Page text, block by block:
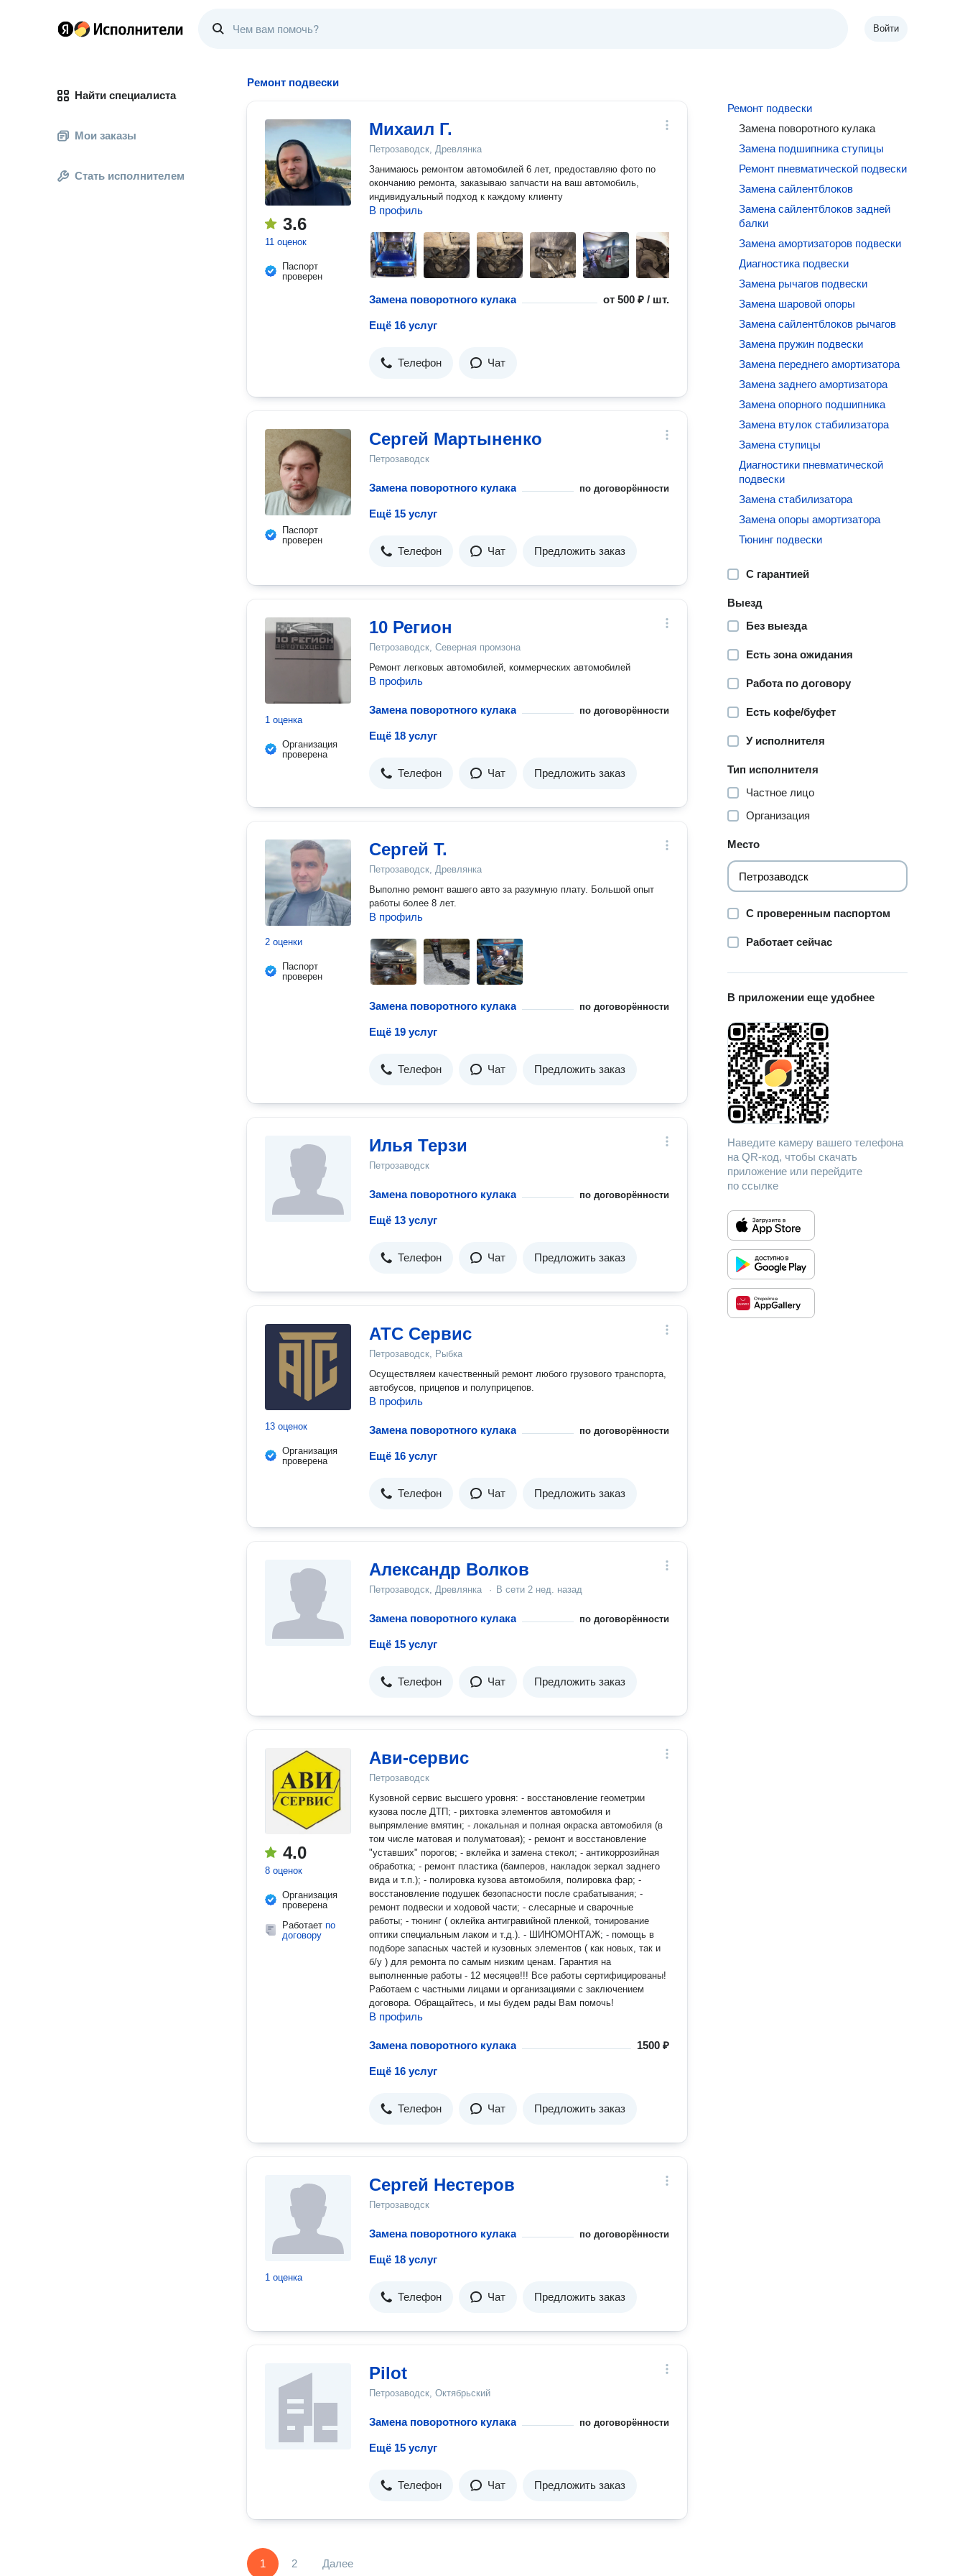
Войти
Найти специалиста
Мои заказы
Стать исполнителем
Ремонт подвески
3.6
11 оценок
Паспорт
проверен
Михаил Г.
Петрозаводск, Древлянка
Занимаюсь ремонтом автомобилей 6 лет, предоставляю фото по
окончанию ремонта, заказываю запчасти на ваш автомобиль,
индивидуальный подход к каждому клиенту
В профиль
Замена поворотного кулака от500 ₽ / шт.
Ещё 16 услуг
Телефон Чат
Паспорт
проверен
Сергей Мартыненко
Петрозаводск
Замена поворотного кулака по договорённости
Ещё 15 услуг
Телефон Чат Предложить заказ
1 оценка
Организация
проверена
10 Регион
Петрозаводск, Северная промзона
Ремонт легковых автомобилей, коммерческих автомобилей
В профиль
Замена поворотного кулака по договорённости
Ещё 18 услуг
Телефон Чат Предложить заказ
2 оценки
Паспорт
проверен
Сергей Т.
Петрозаводск, Древлянка
Выполню ремонт вашего авто за разумную плату. Большой опыт
работы более 8 лет.
В профиль
Замена поворотного кулака по договорённости
Ещё 19 услуг
Телефон Чат Предложить заказ
Илья Терзи
Петрозаводск
Замена поворотного кулака по договорённости
Ещё 13 услуг
Телефон Чат Предложить заказ
13 оценок
Организация
проверена
АТС Сервис
Петрозаводск, Рыбка
Осуществляем качественный ремонт любого грузового транспорта,
автобусов, прицепов и полуприцепов.
В профиль
Замена поворотного кулака по договорённости
Ещё 16 услуг
Телефон Чат Предложить заказ
Александр Волков
Петрозаводск, Древлянка · В сети 2 нед. назад
Замена поворотного кулака по договорённости
Ещё 15 услуг
Телефон Чат Предложить заказ
4.0
8 оценок
Организация
проверена
Работает по
договору
Ави-сервис
Петрозаводск
Кузовной сервис высшего уровня: - восстановление геометрии
кузова после ДТП; - рихтовка элементов автомобиля и
выпрямление вмятин; - локальная и полная окраска автомобиля (в
том числе матовая и полуматовая); - ремонт и восстановление
"уставших" порогов; - вклейка и замена стекол; - антикоррозийная
обработка; - ремонт пластика (бамперов, накладок зеркал заднего
вида и т.п.); - полировка кузова автомобиля, полировка фар; -
восстановление подушек безопасности после срабатывания; -
ремонт подвески и ходовой части; - слесарные и сварочные
работы; - тюнинг ( оклейка антигравийной пленкой, тонирование
оптики специальным лаком и т.д.). - ШИНОМОНТАЖ; - помощь в
подборе запасных частей и кузовных элементов ( как новых, так и
б/у ) для ремонта по самым низким ценам. Гарантия на
выполненные работы - 12 месяцев!!! Все работы сертифицированы!
Работаем с частными лицами и организациями с заключением
договора. Обращайтесь, и мы будем рады Вам помочь!
В профиль
Замена поворотного кулака 1500 ₽
Ещё 16 услуг
Телефон Чат Предложить заказ
1 оценка
Сергей Нестеров
Петрозаводск
Замена поворотного кулака по договорённости
Ещё 18 услуг
Телефон Чат Предложить заказ
Pilot
Петрозаводск, Октябрьский
Замена поворотного кулака по договорённости
Ещё 15 услуг
Телефон Чат Предложить заказ
1 2 Далее
Ремонт подвески
Замена поворотного кулака
Замена подшипника ступицы
Ремонт пневматической подвески
Замена сайлентблоков
Замена сайлентблоков задней
балки
Замена амортизаторов подвески
Диагностика подвески
Замена рычагов подвески
Замена шаровой опоры
Замена сайлентблоков рычагов
Замена пружин подвески
Замена переднего амортизатора
Замена заднего амортизатора
Замена опорного подшипника
Замена втулок стабилизатора
Замена ступицы
Диагностики пневматической
подвески
Замена стабилизатора
Замена опоры амортизатора
Тюнинг подвески
С гарантией
Выезд
Без выезда
Есть зона ожидания
Работа по договору
Есть кофе/буфет
У исполнителя
Тип исполнителя
Частное лицо
Организация
Место
С проверенным паспортом
Работает сейчас
В приложении еще удобнее
Наведите камеру вашего телефона
на QR-код, чтобы скачать
приложение или перейдите
по ссылке